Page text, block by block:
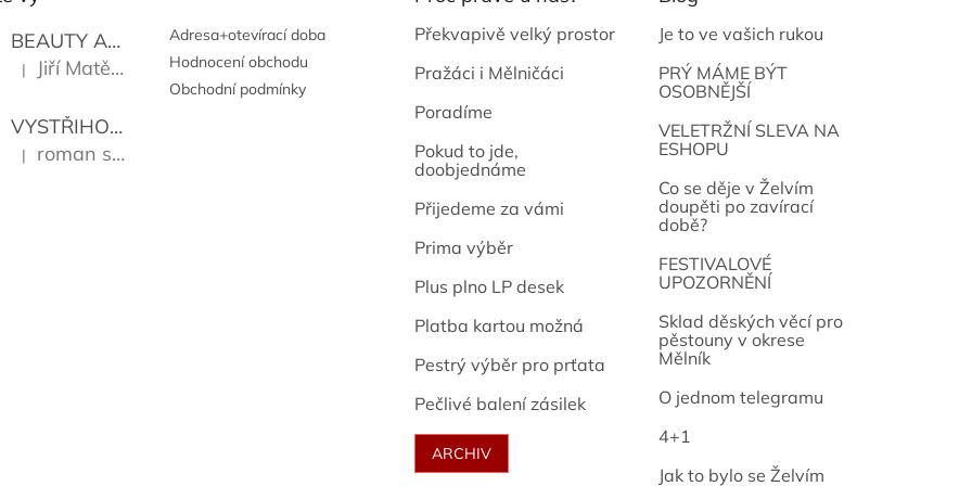
BEAUTY AND THE BEAT
Go Go's
Hodnocení produktu je 5 z 5 hvězdiček.
| Jiří Matějů
VYSTŘIHOVÁNKY - PRAŽSKÉ PAMÁTKY Kropáček Josef
Hodnocení produktu je 5 z 5 hvězdiček.
| roman sekanina
Adresa+otevírací doba
Hodnocení obchodu
Obchodní podmínky
Překvapivě velký prostor
Pražáci i Mělničáci
Poradíme
Pokud to jde,
doobjednáme
Přijedeme za vámi
Prima výběr
Plus plno LP desek
Platba kartou možná
Pestrý výběr pro prťata
Pečlivé balení zásilek
ARCHIV
Je to ve vašich rukou
PRÝ MÁME BÝT
OSOBNĚJŠÍ
VELETRŽNÍ SLEVA NA
ESHOPU
Co se děje v Želvím
doupěti po zavírací
době?
FESTIVALOVÉ
UPOZORNĚNÍ
Sklad děských věcí pro
pěstouny v okrese
Mělník
O jednom telegramu
4+1
Jak to bylo se Želvím